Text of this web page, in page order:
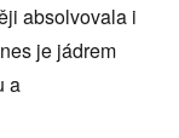
absolvovala i
je jádrem
a